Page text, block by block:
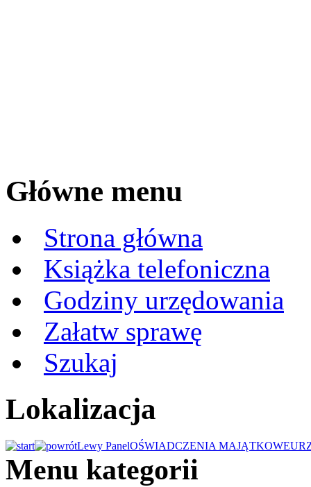
Główne menu
Strona główna
Książka telefoniczna
Godziny urzędowania
Załatw sprawę
Szukaj
Lokalizacja
Lewy PanelOŚWIADCZENIA MAJĄTKOWE
Menu kategorii